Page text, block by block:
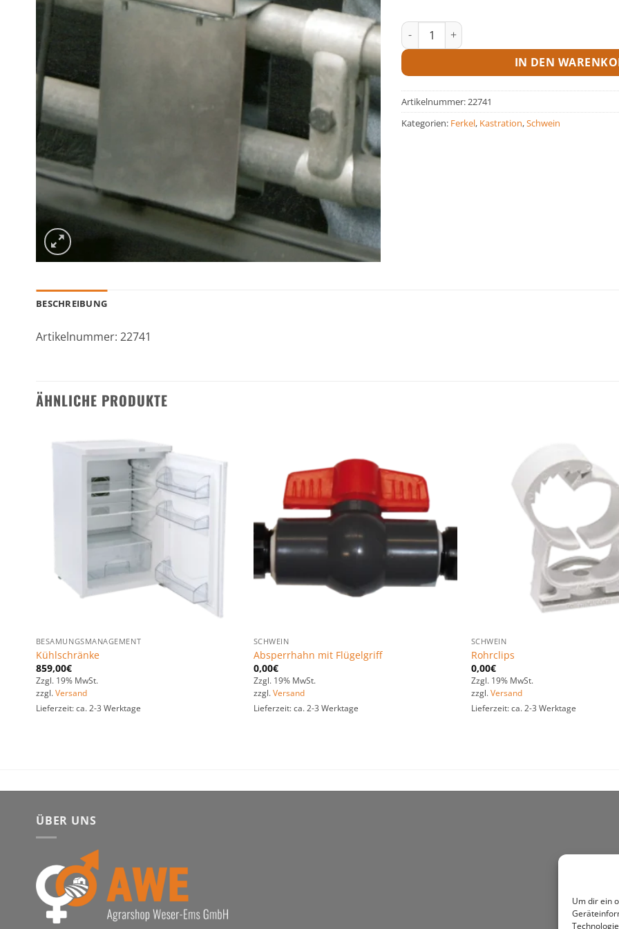
Um dir ein
Halterung f. Schwanzkupierg. m. Trafo Menge
IN DEN
Artikelnummer:22741
Kategorien: Ferkel, Kastration,Schwein
BESCHREIBUNG
Artikelnummer: 22741
ÄHNLICHE PRODUKTE
Zu den
Favoriten
hinzufügen
BESAMUNGSMANAGEMENT
Kühlschränke
859,00€
Zzgl. 19% MwSt.
zzgl. Versand
Lieferzeit: ca. 2-3 Werktage
Favoriten
hinzufügen
SCHWEIN
Absperrhahn mit Flügelgriff
0,00€
Zzgl. 19% MwSt.
zzgl. Versand
Lieferzeit: ca. 2-3 Werktage
SCHWEIN
Rohrclips
0,00€
Zzgl. 19% MwSt.
zzgl. Versand
Lieferzeit: ca. 2-3 Werktage
ÜBER UNS